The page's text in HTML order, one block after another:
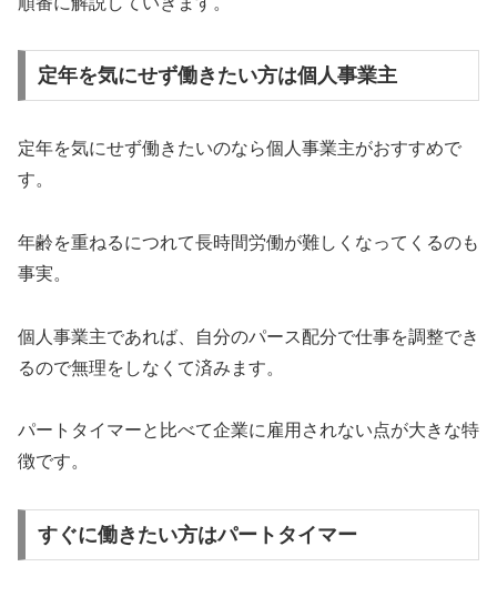
定年を気にせず働きたい方は個人事業主
定年を気にせず働きたいのなら個人事業主がおすすめで
す。
年齢を重ねるにつれて長時間労働が難しくなってくるのも
事実。
個人事業主であれば、自分のパース配分で仕事を調整でき
るので無理をしなくて済みます。
パートタイマーと比べて企業に雇用されない点が大きな特
徴です。
すぐに働きたい方はパートタイマー